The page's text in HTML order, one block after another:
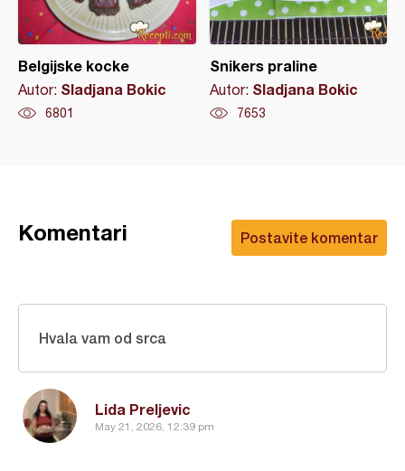
Belgijske kocke
Autor: Sladjana Bokic
6801
Snikers praline
Autor: Sladjana Bokic
7653
Postavite komentar
Komentari
Lida Preljevic
May 21, 2026, 12:39 pm
Hvala vam od srca